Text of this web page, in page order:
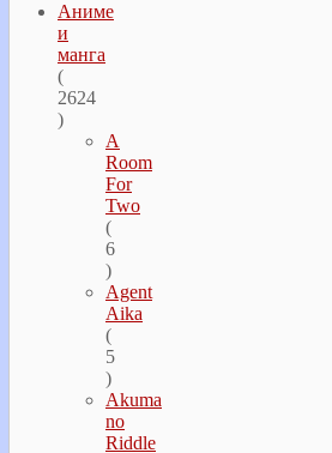
Аниме
и
манга
(
2624
)
A
Room
For
Two
(
6
)
Agent
Aika
(
5
)
Akuma
no
Riddle